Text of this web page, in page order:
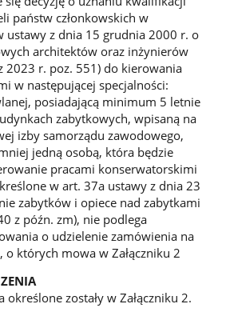
państw członkowskich w
ustawy z dnia 15 grudnia 2000 r. o
architektów oraz inżynierów
2023 r. poz. 551) do kierowania
w następującej specjalności:
posiadającą minimum 5 letnie
zabytkowych, wpisaną na
izby samorządu zawodowego,
jedną osobą, która będzie
pracami konserwatorskimi
w art. 37a ustawy z dnia 23
zabytków i opiece nad zabytkami
z późn. zm), nie podlega
o udzielenie zamówienia na
o których mowa w Załączniku 2
zostały w Załączniku 2.